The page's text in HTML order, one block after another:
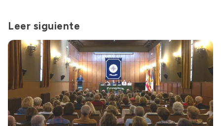
Leer siguiente